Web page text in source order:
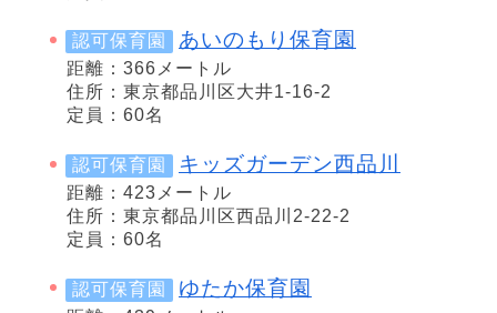
認可保育園 あいのもり保育園
距離：366メートル
住所：東京都品川区大井1-16-2
定員：60名
認可保育園 キッズガーデン西品川
距離：423メートル
住所：東京都品川区西品川2-22-2
定員：60名
認可保育園 ゆたか保育園